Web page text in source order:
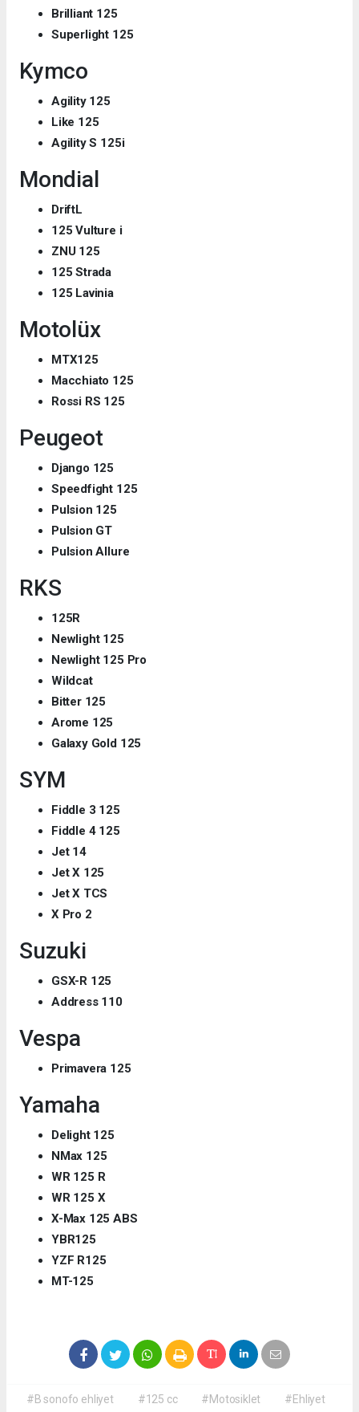
Brilliant 125
Superlight 125
Kymco
Agility 125
Like 125
Agility S 125i
Mondial
DriftL
125 Vulture i
ZNU 125
125 Strada
125 Lavinia
Motolüx
MTX125
Macchiato 125
Rossi RS 125
Peugeot
Django 125
Speedfight 125
Pulsion 125
Pulsion GT
Pulsion Allure
RKS
125R
Newlight 125
Newlight 125 Pro
Wildcat
Bitter 125
Arome 125
Galaxy Gold 125
SYM
Fiddle 3 125
Fiddle 4 125
Jet 14
Jet X 125
Jet X TCS
X Pro 2
Suzuki
GSX-R 125
Address 110
Vespa
Primavera 125
Yamaha
Delight 125
NMax 125
WR 125 R
WR 125 X
X-Max 125 ABS
YBR125
YZF R125
MT-125
#B sonofo ehliyet #125 cc #Motosiklet #Ehliyet